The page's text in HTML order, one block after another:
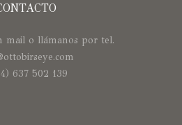
mail o llámanos por tel.
637 502 139